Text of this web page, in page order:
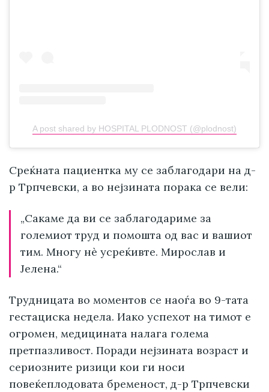
A post shared by HOSPITAL PLODNOST (@plodnost)
Среќната пациентка му се заблагодари на д-
р Трпчевски, а во нејзината порака се вели:
„Сакаме да ви се заблагодариме за
големиот труд и помошта од вас и вашиот
тим. Многу нè усреќивте. Мирослав и
Јелена.“
Трудницата во моментов се наоѓа во 9-тата
гестациска недела. Иако успехот на тимот е
огромен, медицината налага голема
претпазливост. Поради нејзината возраст и
сериозните ризици кои ги носи
повеќеплодовата бременост, д-р Трпчевски